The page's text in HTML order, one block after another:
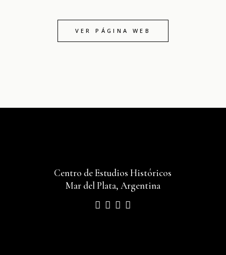
VER PÁGINA WEB
Centro de Estudios Históricos
Mar del Plata, Argentina